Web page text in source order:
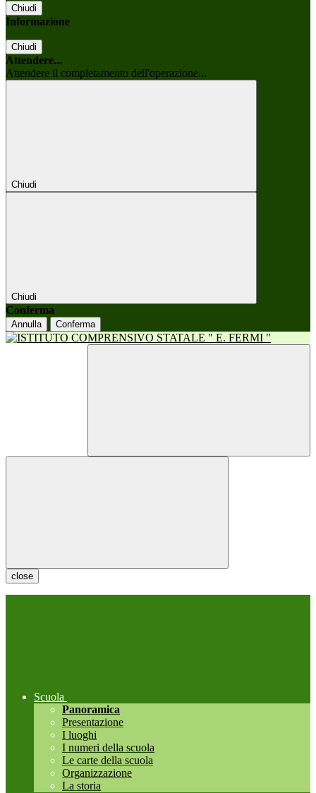
Chiudi
Informazione
Chiudi
Attendere...
Attendere il completamento dell'operazione...
Chiudi
Chiudi
Conferma
Annulla Conferma
close
Scuola
Panoramica
Presentazione
I luoghi
I numeri della scuola
Le carte della scuola
Organizzazione
La storia